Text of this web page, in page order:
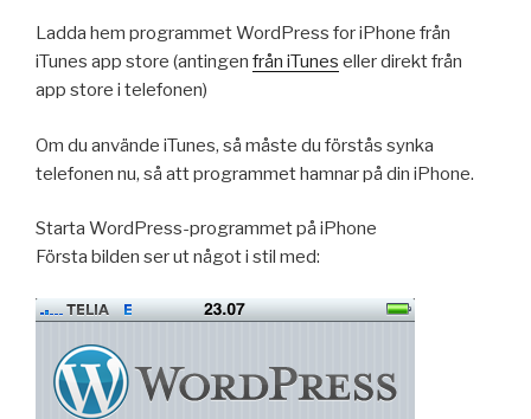
Ladda hem programmet WordPress for iPhone från
iTunes app store (antingen från iTunes eller direkt från
app store i telefonen)
Om du använde iTunes, så måste du förstås synka
telefonen nu, så att programmet hamnar på din iPhone.
Starta WordPress-programmet på iPhone
Första bilden ser ut något i stil med: